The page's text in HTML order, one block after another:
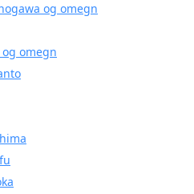
og omegn
og omegn